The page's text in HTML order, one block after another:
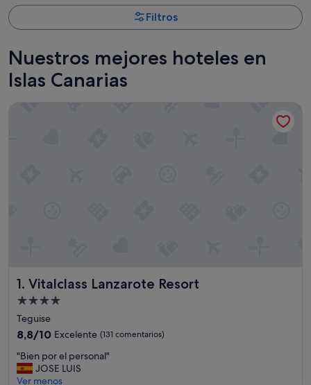
Filtros
Nuestros mejores hoteles en
Islas Canarias
1. Vitalclass Lanzarote Resort
Vitalclass Lanzarote Resort
Alojamiento
de
4.0 estrellas
Teguise
8.8
10,
Excelente,
8,8/10 Excelente (131 comentarios)
"
B
i
"Bien por el personal"
JOSE LUIS
Ver menos